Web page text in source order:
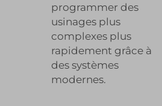
programmer des
usinages plus
complexes plus
rapidement grâce à
des systèmes
modernes.